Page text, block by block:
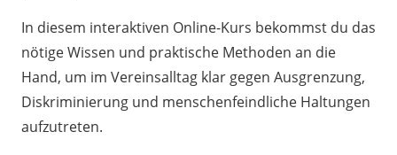
In diesem interaktiven Online-Kurs bekommst du das
nötige Wissen und praktische Methoden an die
Hand, um im Vereinsalltag klar gegen Ausgrenzung,
Diskriminierung und menschenfeindliche Haltungen
aufzutreten.